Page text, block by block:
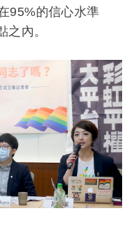
95%的信心水準
內。